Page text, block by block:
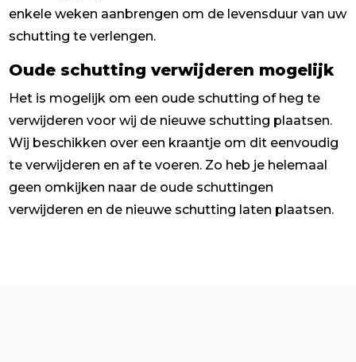
enkele weken aanbrengen om de levensduur van uw
schutting te verlengen.
Oude schutting verwijderen mogelijk
Het is mogelijk om een oude schutting of heg te
verwijderen voor wij de nieuwe schutting plaatsen.
Wij beschikken over een kraantje om dit eenvoudig
te verwijderen en af te voeren. Zo heb je helemaal
geen omkijken naar de oude schuttingen
verwijderen en de nieuwe schutting laten plaatsen.